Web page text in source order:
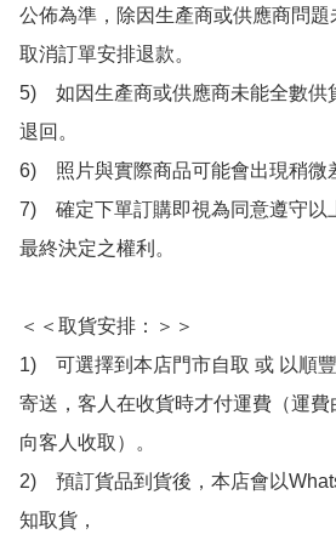
公佈為準，除因生產商或供應商問
取消訂單安排退款。
5)　如因生產商或供應商未能全數供
退回。
6)　照片與實際商品可能會出現稍微
7)　確定下單訂購即視為同意遵守以
最終決定之權利。
＜＜取貨安排：＞＞
1)　可選擇到本店門市自取 或 以順
寄送，客人在收貨時才付運費（運
向客人收取）。
2)　預訂貨品到貨後，本店會以
知取貨，